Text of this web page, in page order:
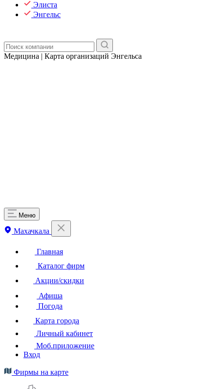
Элиста
Энгельс
Медицина | Карта организаций Энгельса
Меню
Махачкала
Главная
Каталог фирм
Акции/скидки
Афиша
Погода
Карта города
Личный кабинет
Моб.приложение
Вход
Фирмы на карте